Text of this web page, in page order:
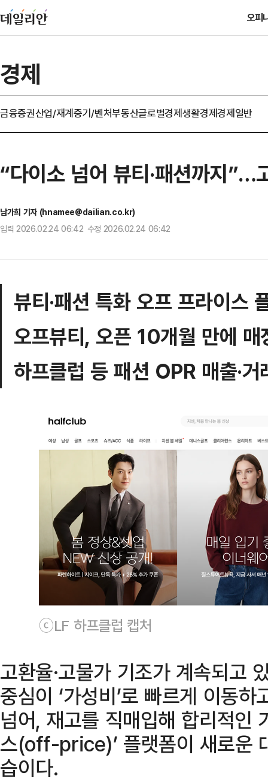
오피
경제
금융증권산업/재계중기/벤처부동산글로벌경제생활경제경제일반
“다이소 넘어 뷰티·패션까지”…
남가희 기자 (hnamee@dailian.co.kr)
입력 2026.02.24 06:42 수정 2026.02.24 06:42
뷰티·패션 특화 오프 프라이스
오프뷰티, 오픈 10개월 만에
하프클럽 등 패션 OPR 매출·
ⓒLF 하프클럽 캡처
고환율·고물가 기조가 계속되고
중심이 ‘가성비’로 빠르게 이동
넘어, 재고를 직매입해 합리적인
스(off-price)’ 플랫폼이 새로운
습이다.